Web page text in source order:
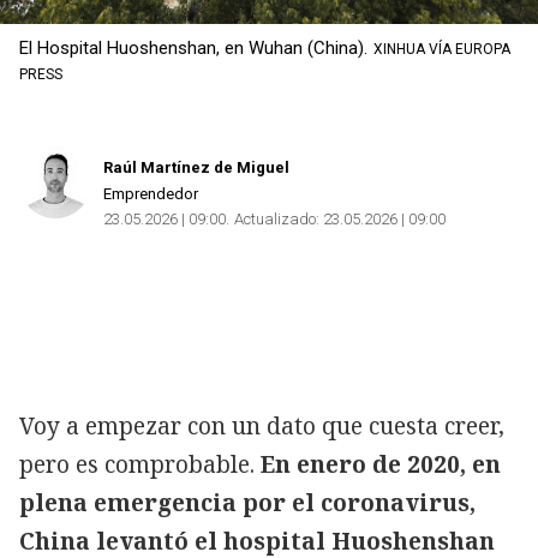
El Hospital Huoshenshan, en Wuhan (China). XINHUA VÍA EUROPA
PRESS
Raúl Martínez de Miguel
Emprendedor
23.05.2026 | 09:00 Actualizado: 23.05.2026 | 09:00
Voy a empezar con un dato que cuesta creer,
pero es comprobable. En enero de 2020, en
plena emergencia por el coronavirus,
China levantó el hospital Huoshenshan